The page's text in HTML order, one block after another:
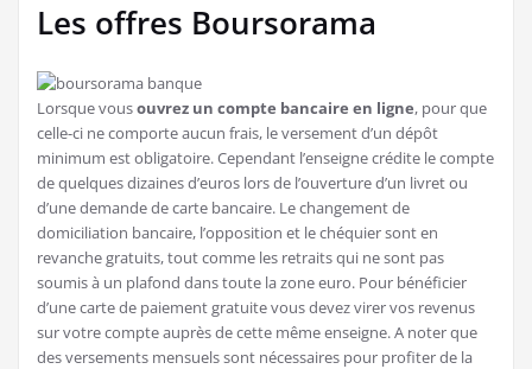
Les offres Boursorama
Lorsque vousouvrez un compte bancaire en ligne, pour que
celle-ci ne comporte aucun frais, le versement d’un dépôt
minimum est obligatoire. Cependant l’enseigne crédite le compte
de quelques dizaines d’euros lors de l’ouverture d’un livret ou
d’une demande de carte bancaire. Le changement de
domiciliation bancaire, l’opposition et le chéquier sont en
revanche gratuits, tout comme les retraits qui ne sont pas
soumis à un plafond dans toute la zone euro. Pour bénéficier
d’une carte de paiement gratuite vous devez virer vos revenus
sur votre compte auprès de cette même enseigne. A noter que
des versements mensuels sont nécessaires pour profiter de la